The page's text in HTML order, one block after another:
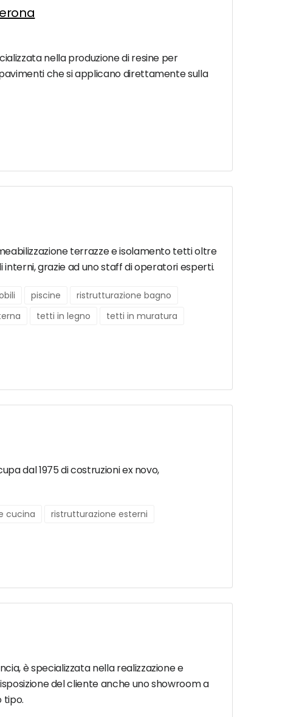
nella produzione di resine per
che si applicano direttamente sulla
terrazze e isolamento tetti oltre
grazie ad uno staff di operatori esperti.
piscine
ristrutturazione bagno
tetti in legno
tetti in muratura
dal 1975 di costruzioni ex novo,
cucina
ristrutturazione esterni
è specializzata nella realizzazione e
del cliente anche uno showroom a
tipo.